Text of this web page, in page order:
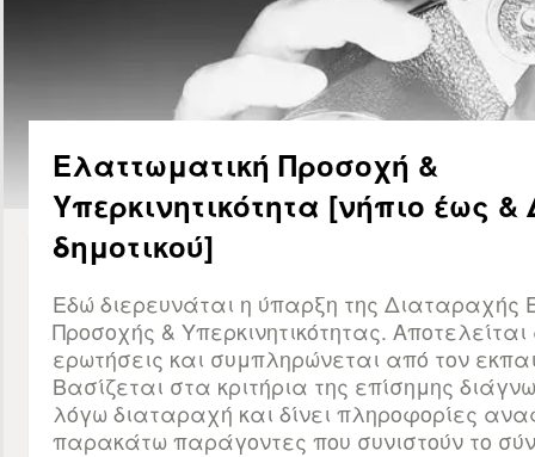
Ελαττωματική Προσοχή &
Υπερκινητικότητα [νήπιο έως &
δημοτικού]
Εδώ διερευνάται η ύπαρξη της Διαταραχής
Προσοχής & Υπερκινητικότητας.
ερωτήσεις και συμπληρώνεται από τον
Βασίζεται στα κριτήρια της επίσημης
λόγω διαταραχή και δίνει πληροφορίες
παρακάτω παράγοντες που συνιστούν το